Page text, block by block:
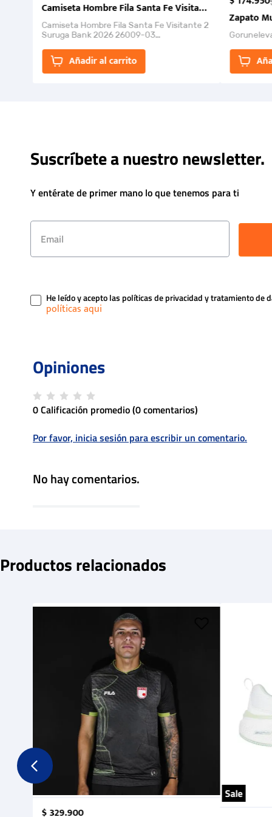
Camiseta Hombre Fila Santa Fe Visitante 2 Suruga
Camiseta Hombre Fila Santa Fe Visitante 2
Suruga Bank 2026 26009-03
la Et...
Añadir al carrito
Zapato
Suscríbete a nuestro newsletter.
Y entérate de primer mano lo que tenemos para ti
He leído y acepto las políticas de privacidad y tratamiento de
0 Calificación promedio(0 comentarios)
Por favor, inicia sesión para escribir un comentario.
No hay comentarios.
Productos relacionados
$329.900
Sale